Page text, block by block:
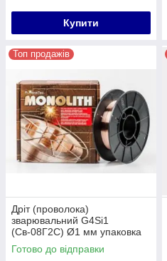
Купити
Топ продажів
Дріт (проволока)
зварювальний G4Si1
(Св-08Г2С) Ø1 мм упаковка
18 кг
Готово до відправки